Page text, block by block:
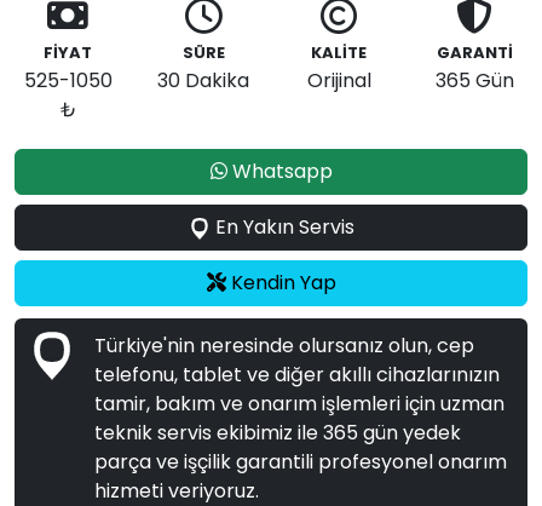
FİYAT
525-1050
₺
SÜRE
30 Dakika
KALİTE
Orijinal
GARANTİ
365 Gün
Whatsapp
En Yakın Servis
Kendin Yap
Türkiye'nin neresinde olursanız olun, cep
telefonu, tablet ve diğer akıllı cihazlarınızın
tamir, bakım ve onarım işlemleri için uzman
teknik servis ekibimiz ile 365 gün yedek
parça ve işçilik garantili profesyonel onarım
hizmeti veriyoruz.